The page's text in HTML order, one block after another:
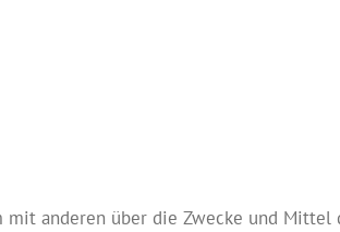
anderen über die Zwecke und Mittel